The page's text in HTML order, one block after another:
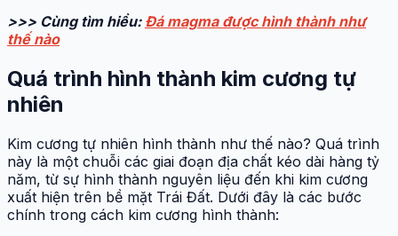
>>> Cùng tìm hiểu: Đá magma được hình thành như
thế nào
Quá trình hình thành kim cương tự
nhiên
Kim cương tự nhiên hình thành như thế nào? Quá trình
này là một chuỗi các giai đoạn địa chất kéo dài hàng tỷ
năm, từ sự hình thành nguyên liệu đến khi kim cương
xuất hiện trên bề mặt Trái Đất. Dưới đây là các bước
chính trong cách kim cương hình thành: